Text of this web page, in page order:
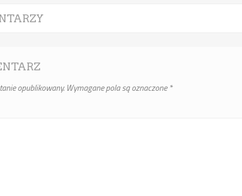
opublikowany.Wymagane pola są oznaczone*